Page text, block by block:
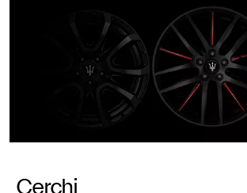
Cerchi